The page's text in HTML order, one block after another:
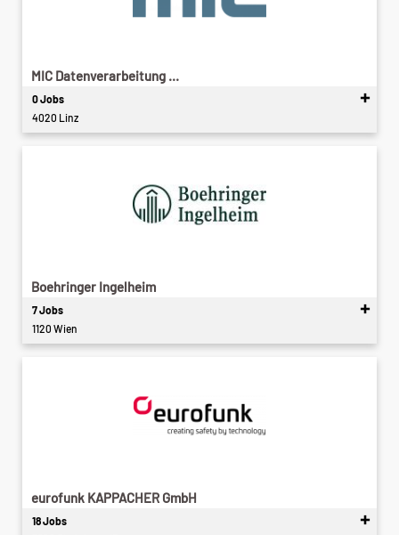
MIC Datenverarbeitung ...
0 Jobs
4020 Linz
Boehringer Ingelheim
7 Jobs
1120 Wien
eurofunk KAPPACHER GmbH
18 Jobs